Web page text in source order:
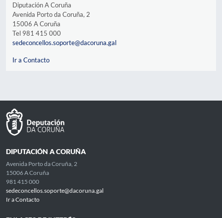
Diputación A Coruña
Avenida Porto da Coruña, 2
15006 A Coruña
Tel 981 415 000
sedeconcellos.soporte@dacoruna.gal
Ir a Contacto
DIPUTACIÓN A CORUÑA
Avenida Porto da Coruña, 2
15006 A Coruña
981 415 000
sedeconcellos.soporte@dacoruna.gal
Ir a Contacto